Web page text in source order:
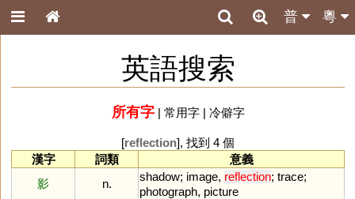
粵
普
英語搜索
所有字| 常用字| 冷僻字
[reflection], 找到 4 個
漢字
詞類
意義
影
n.
shadow; image, reflection; trace;
photograph, picture